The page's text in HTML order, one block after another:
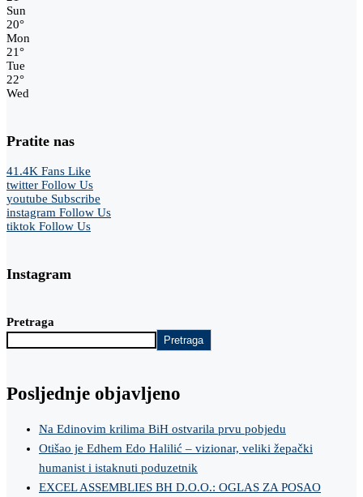
Sun
20°
Mon
21°
Tue
22°
Wed
Pratite nas
41.4K Fans Like
twitter Follow Us
youtube Subscribe
instagram Follow Us
tiktok Follow Us
Instagram
Pretraga
Pretraga
Posljednje objavljeno
Na Edinovim krilima BiH ostvarila prvu pobjedu
Otišao je Edhem Edo Halilić – vizionar, veliki žepački
humanist i istaknuti poduzetnik
EXCEL ASSEMBLIES BH D.O.O.: OGLAS ZA POSAO